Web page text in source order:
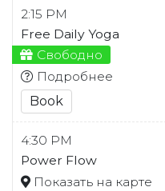
2:15 PM
Free Daily Yoga
Свободно
Подробнее
Book
4:30 PM
Power Flow
Показать на карте